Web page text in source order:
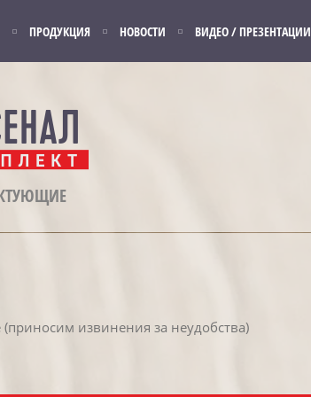
ПРОДУКЦИЯ НОВОСТИ ВИДЕО / ПРЕЗЕНТАЦИИ
(приносим извинения за неудобства)